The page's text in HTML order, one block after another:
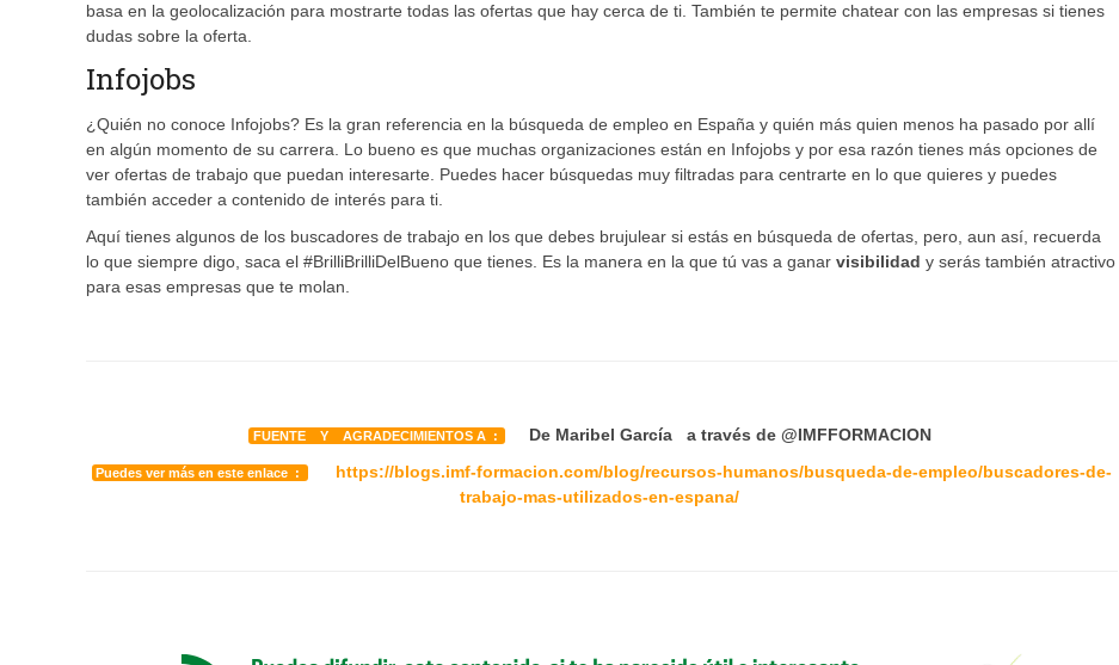
basa en la geolocalización para mostrarte todas las ofertas que hay cerca de ti. También te permite chatear con las empresas si tienes
dudas sobre la oferta.
Infojobs
¿Quién no conoce Infojobs? Es la gran referencia en la búsqueda de empleo en España y quién más quien menos ha pasado por allí
en algún momento de su carrera. Lo bueno es que muchas organizaciones están en Infojobs y por esa razón tienes más opciones de
ver ofertas de trabajo que puedan interesarte. Puedes hacer búsquedas muy filtradas para centrarte en lo que quieres y puedes
también acceder a contenido de interés para ti.
Aquí tienes algunos de los buscadores de trabajo en los que debes brujulear si estás en búsqueda de ofertas, pero, aun así, recuerda
lo que siempre digo, saca el #BrilliBrilliDelBueno que tienes. Es la manera en la que tú vas a ganar visibilidad y serás también atractivo
para esas empresas que te molan.
FUENTE Y AGRADECIMIENTOS A : De Maribel García a través de @IMFFORMACION
Puedes ver más en este enlace :
https://blogs.imf-formacion.com/blog/recursos-humanos/busqueda-de-empleo/buscadores-de-
trabajo-mas-utilizados-en-espana/